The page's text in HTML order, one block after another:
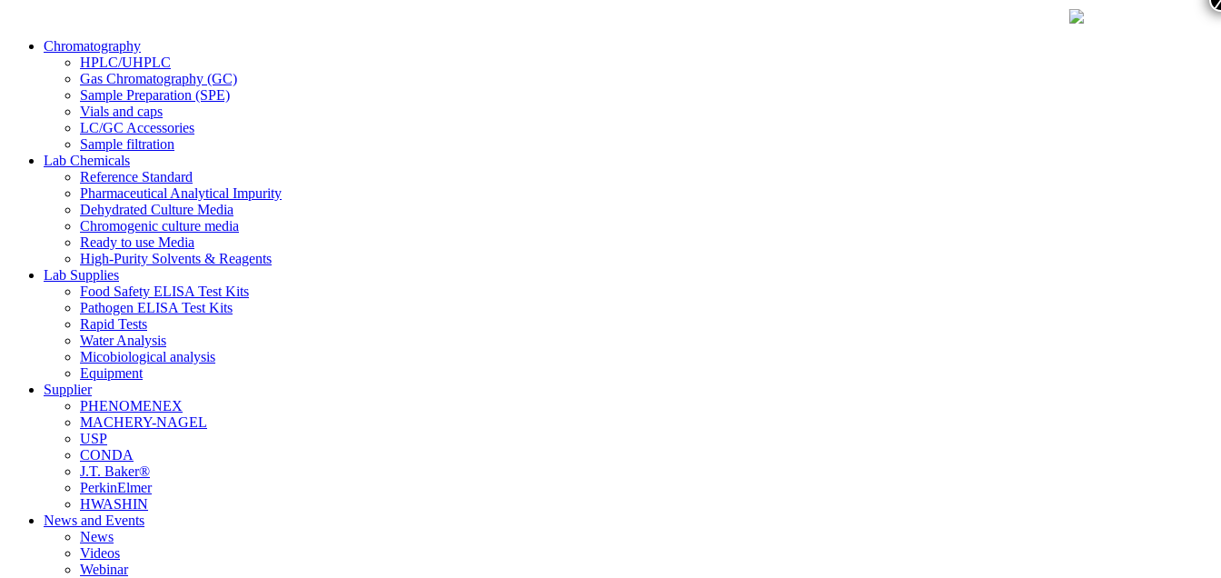
Chromatography
HPLC/UHPLC
Gas Chromatography (GC)
Sample Preparation (SPE)
Vials and caps
LC/GC Accessories
Sample filtration
Lab Chemicals
Reference Standard
Pharmaceutical Analytical Impurity
Dehydrated Culture Media
Chromogenic culture media
Ready to use Media
High-Purity Solvents & Reagents
Lab Supplies
Food Safety ELISA Test Kits
Pathogen ELISA Test Kits
Rapid Tests
Water Analysis
Micobiological analysis
Equipment
Supplier
PHENOMENEX
MACHERY-NAGEL
USP
CONDA
J.T. Baker®
PerkinElmer
HWASHIN
News and Events
News
Videos
Webinar